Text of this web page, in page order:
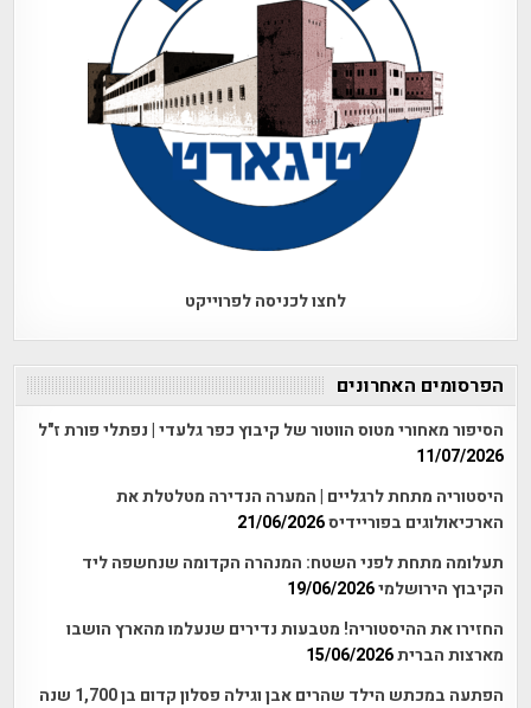
לחצו לכניסה לפרוייקט
הפרסומים האחרונים
הסיפור מאחורי מטוס הווטור של קיבוץ כפר גלעדי | נפתלי פורת ז"ל
11/07/2026
היסטוריה מתחת לרגליים | המערה הנדירה מטלטלת את
הארכיאולוגים בפוריידיס21/06/2026
תעלומה מתחת לפני השטח: המנהרה הקדומה שנחשפה ליד
הקיבוץ הירושלמי19/06/2026
החזירו את ההיסטוריה! מטבעות נדירים שנעלמו מהארץ הושבו
מארצות הברית15/06/2026
הפתעה במכתש הילד שהרים אבן וגילה פסלון קדום בן 1,700 שנה